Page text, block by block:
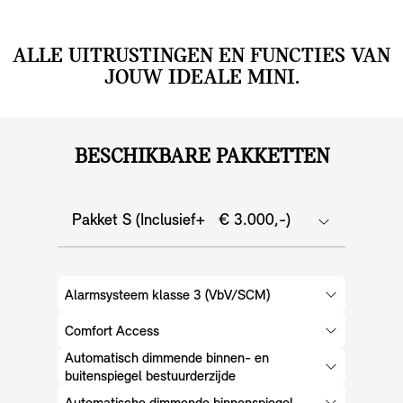
ALLE UITRUSTINGEN EN FUNCTIES VAN
JOUW IDEALE MINI.
BESCHIKBARE PAKKETTEN
Pakket S (Inclusief+ € 3.000,-)
Alarmsysteem klasse 3 (VbV/SCM)
Comfort Access
Automatisch dimmende binnen- en
buitenspiegel bestuurderzijde